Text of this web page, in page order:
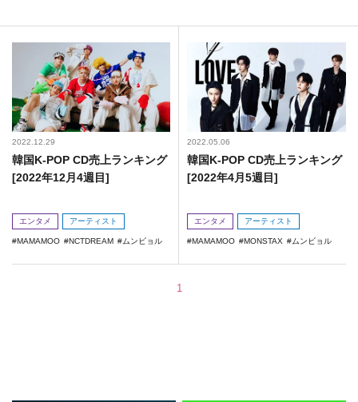
2022.12.29
韓国K-POP CD売上ランキング
[2022年12月4週目]
エンタメ アーティスト
MAMAMOO NCTDREAM ムンビョル
2022.05.06
韓国K-POP CD売上ランキング
[2022年4月5週目]
エンタメ アーティスト
MAMAMOO MONSTAX ムンビョル
1